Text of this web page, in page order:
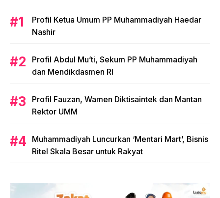
Profil Ketua Umum PP Muhammadiyah Haedar
Nashir
Profil Abdul Mu’ti, Sekum PP Muhammadiyah
dan Mendikdasmen RI
Profil Fauzan, Wamen Diktisaintek dan Mantan
Rektor UMM
Muhammadiyah Luncurkan ‘Mentari Mart’, Bisnis
Ritel Skala Besar untuk Rakyat